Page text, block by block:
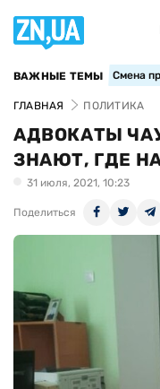
ВАЖНЫЕ ТЕМЫ Смена
ГЛАВНАЯ ПОЛИТИКА
АДВОКАТЫ
ЗНАЮТ, ГДЕ
31 июля, 2021, 10:23
Поделиться